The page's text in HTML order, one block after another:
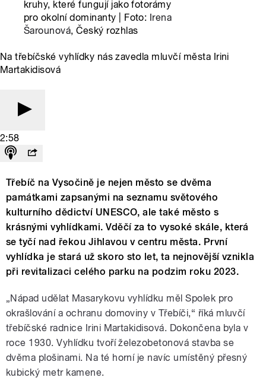
kruhy, které fungují jako fotorámy
pro okolní dominanty | Foto: Irena
Šarounová, Český rozhlas
Na třebíčské vyhlídky nás zavedla mluvčí města Irini
Martakidisová
2:58
Třebíč na Vysočině je nejen město se dvěma
památkami zapsanými na seznamu světového
kulturního dědictví UNESCO, ale také město s
krásnými vyhlídkami. Vděčí za to vysoké skále, která
se tyčí nad řekou Jihlavou v centru města. První
vyhlídka je stará už skoro sto let, ta nejnovější vznikla
při revitalizaci celého parku na podzim roku 2023.
„Nápad udělat Masarykovu vyhlídku měl Spolek pro
okrašlování a ochranu domoviny v Třebíči,“ říká mluvčí
třebíčské radnice Irini Martakidisová. Dokončena byla v
roce 1930. Vyhlídku tvoří železobetonová stavba se
dvěma plošinami. Na té horní je navíc umístěný přesný
kubický metr kamene.